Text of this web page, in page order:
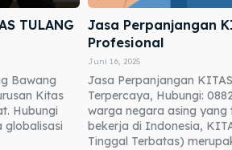
TULANG
Bawang
Kitas
Hubungi
globalisasi
Jasa Perpanjangan
Profesional
Juni 16, 2025
Jasa Perpanjangan
Terpercaya, Hubungi:
warga negara asing yang
bekerja di Indonesia,
Tinggal Terbatas)